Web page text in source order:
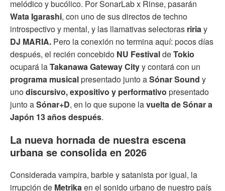
melódico y bucólico. Por SonarLab x Rinse, pasarán
Wata Igarashi, con uno de sus directos de techno
introspectivo y mental, y las llamativas selectoras ririay
DJ MARIA. Pero la conexión no termina aquí: pocos días
después, el recién concebido NU FestivaldeTokio
ocupará laTakanawa Gateway Cityy contará con un
programa musicalpresentado junto aSónar Sound y
unodiscursivo, expositivo y performativo presentado
junto aSónar+D, en lo que supone lavuelta de Sónar a
Japón 13 años después.
La nueva hornada de nuestra escena
urbana se consolida en 2026
Considerada vampira, barbie y satanista por igual, la
irrupción de Metrikaen el sonido urbano de nuestro país